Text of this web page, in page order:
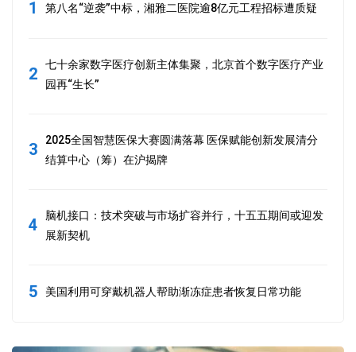
1 第八名“逆袭”中标，湘雅二医院逾8亿元工程招标遭质疑
2
七十余家数字医疗创新主体集聚，北京首个数字医疗产业
园再“生长”
3
2025全国智慧医保大赛圆满落幕 医保赋能创新发展清分
结算中心（筹）在沪揭牌
4
脑机接口：技术突破与市场扩容并行，十五五期间或迎发
展新契机
5 美国利用可穿戴机器人帮助渐冻症患者恢复日常功能